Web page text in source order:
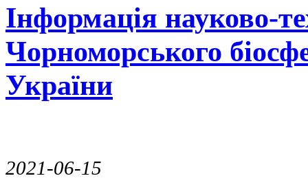
Інформація науково-
Чорноморського
України
2021-06-15